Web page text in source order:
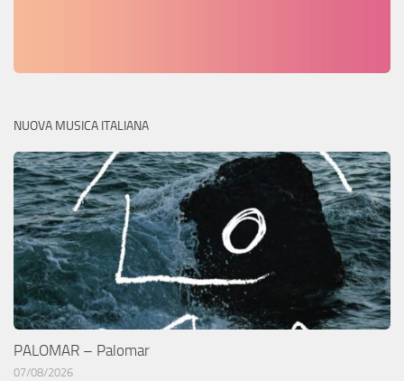
NUOVA MUSICA ITALIANA
PALOMAR – Palomar
07/08/2026